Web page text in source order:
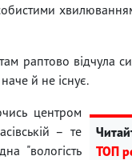
раптово відчула
й не існує.
ТОП
центром
– те
"вологість